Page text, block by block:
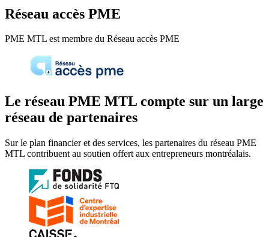
Réseau accès PME
PME MTL est membre du Réseau accès PME
Le réseau PME MTL compte sur un large
réseau de partenaires
Sur le plan financier et des services, les partenaires du réseau PME
MTL contribuent au soutien offert aux entrepreneurs montréalais.